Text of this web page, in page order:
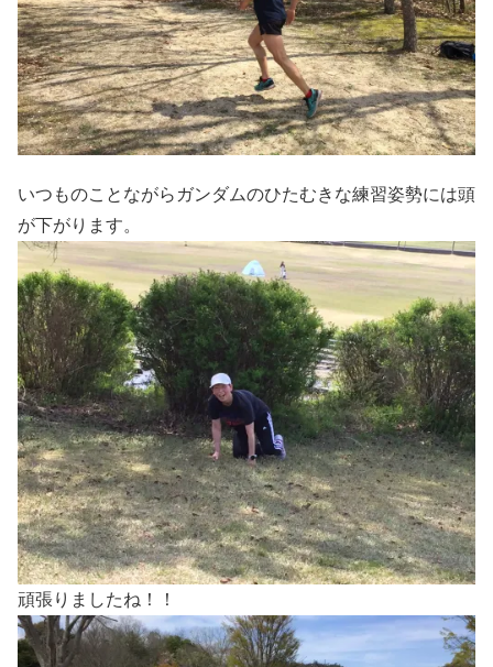
いつものことながらガンダムのひたむきな練習姿勢には頭
が下がります。
頑張りましたね！！